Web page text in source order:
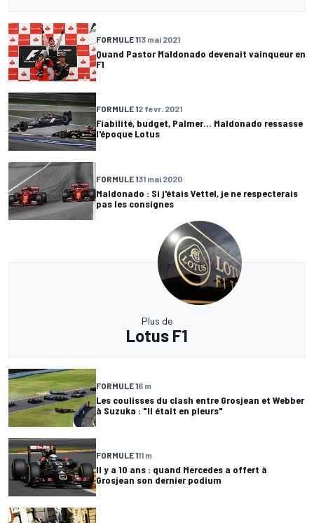
FORMULE 113 mai 2021
Quand Pastor Maldonado devenait vainqueur en
F1
FORMULE 12 févr. 2021
Fiabilité, budget, Palmer... Maldonado ressasse
l'époque Lotus
FORMULE 131 mai 2020
Maldonado : Si j'étais Vettel, je ne respecterais
pas les consignes
Plus de
Lotus F1
FORMULE 16 m
Les coulisses du clash entre Grosjean et Webber
à Suzuka : "Il était en pleurs"
FORMULE 111 m
Il y a 10 ans : quand Mercedes a offert à
Grosjean son dernier podium